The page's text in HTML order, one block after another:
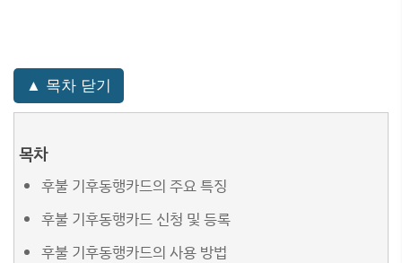
▲ 목차 닫기
목차
후불 기후동행카드의 주요 특징
후불 기후동행카드 신청 및 등록
후불 기후동행카드의 사용 방법